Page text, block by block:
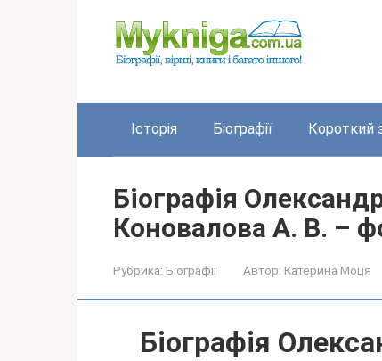
Історія Біографії Короткий
Біографія
Коновалова А. В. –
Рубрика: Біографії Автор: Катерина Моця
Біографія